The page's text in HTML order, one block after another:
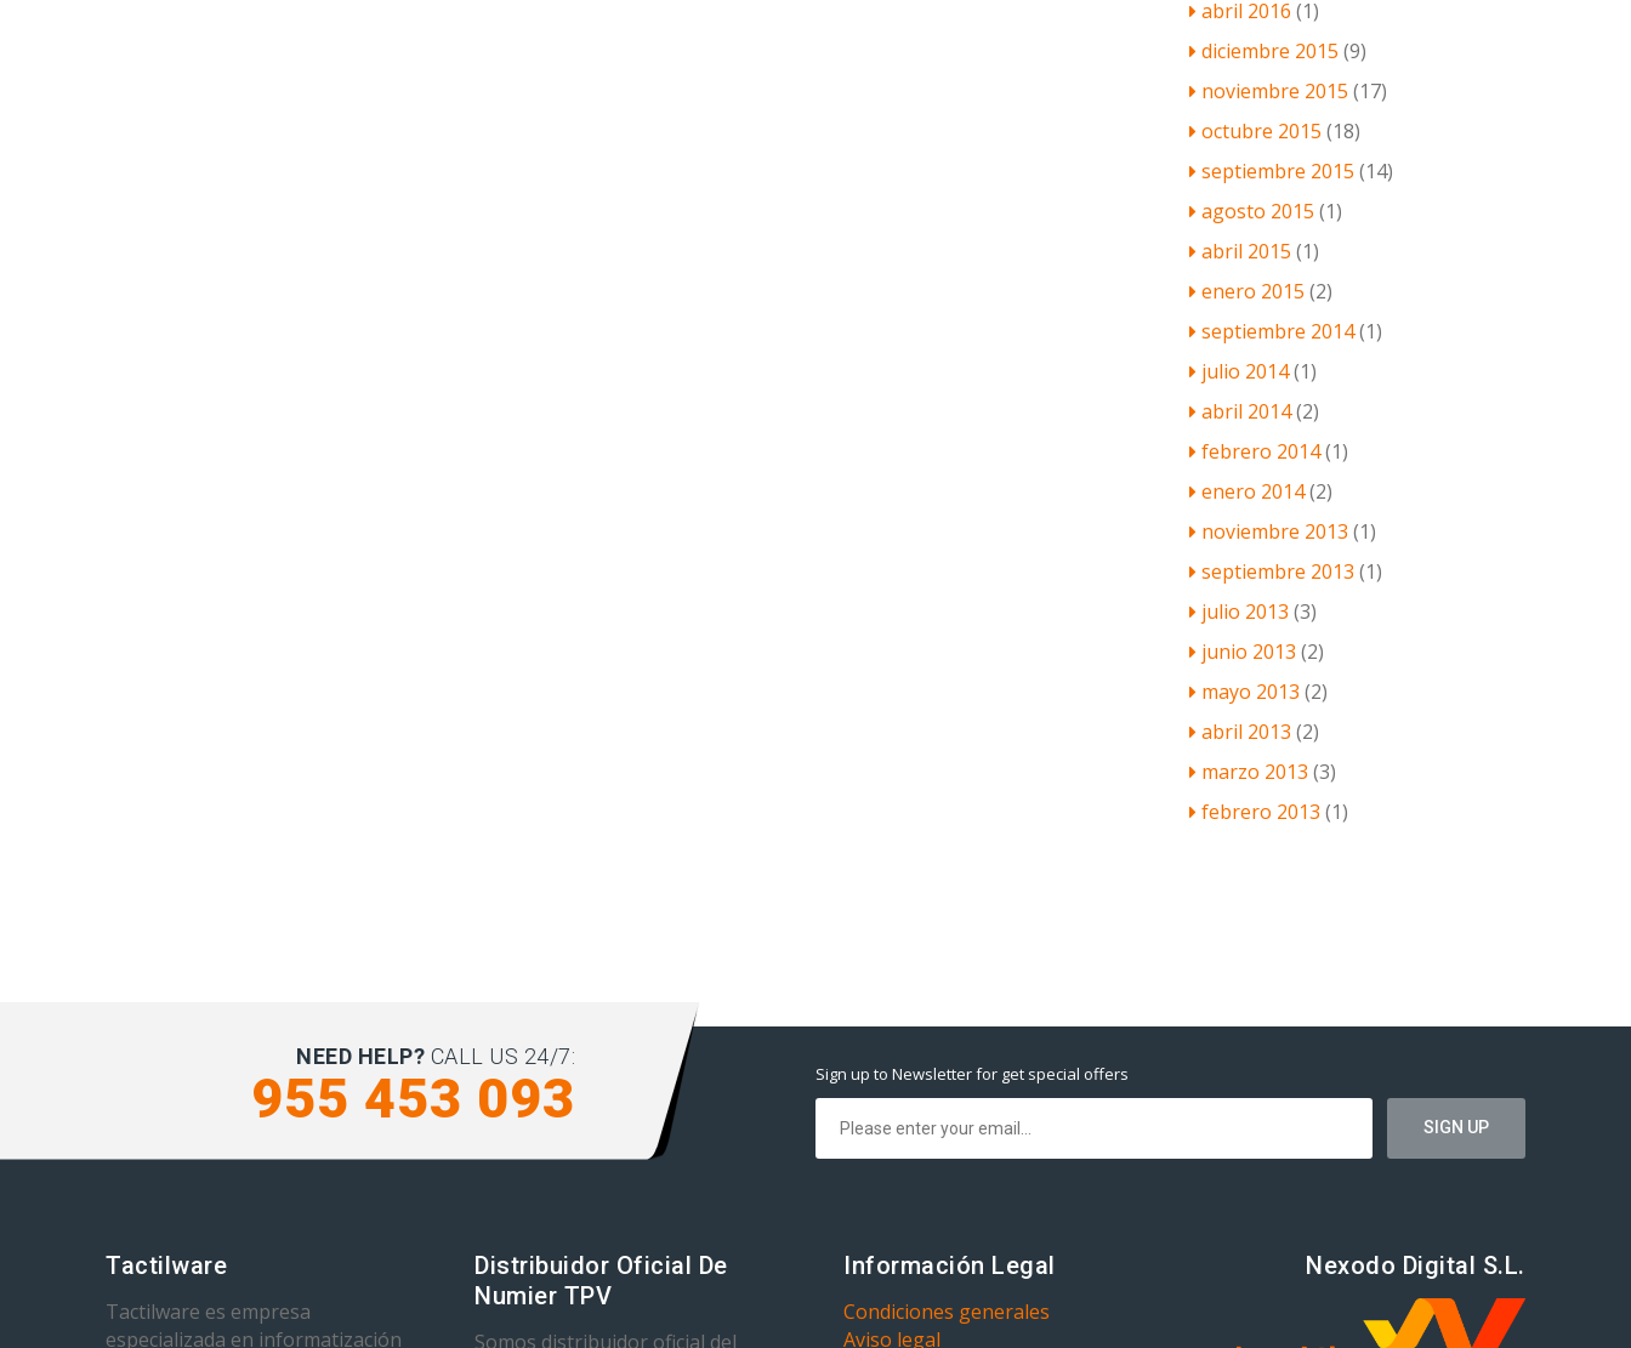
abril 2016 (1)
diciembre 2015 (9)
noviembre 2015 (17)
octubre 2015 (18)
septiembre 2015 (14)
agosto 2015 (1)
abril 2015 (1)
enero 2015 (2)
septiembre 2014(1)
julio 2014(1)
abril 2014(2)
febrero 2014(1)
enero 2014(2)
noviembre 2013 (1)
septiembre 2013 (1)
julio 2013 (3)
junio 2013 (2)
mayo 2013 (2)
abril 2013 (2)
marzo 2013 (3)
febrero 2013 (1)
NEED HELP? CALL US 24/7:
955 453 093 Sign up to Newsletter for get special offers
Tactilware
Tactilware es empresa
especializada en informatización
Distribuidor Oficial De
Numier TPV
Somos distribuidor oficial del
Información Legal
Condiciones generales
Aviso legal
Nexodo Digital S.L.